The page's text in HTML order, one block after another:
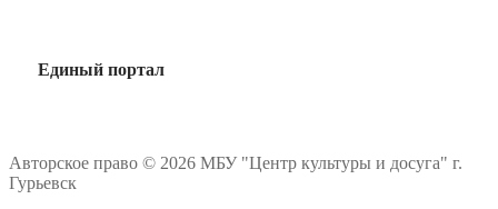
Единый портал
Авторское право © 2026 МБУ "Центр культуры и досуга" г.
Гурьевск